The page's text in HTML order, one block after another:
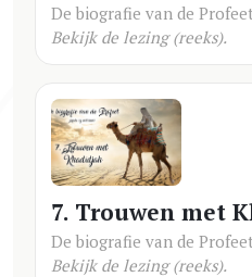
De biografie van de
Bekijk de lezing (reeks).
7. Trouwen met
De biografie van de
Bekijk de lezing (reeks).